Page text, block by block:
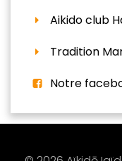
Aikido club
Tradition
Notre